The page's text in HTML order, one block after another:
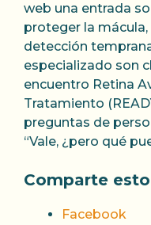
web una entrada
proteger la
detección
especializado son
encuentro Retina
Tratamiento
preguntas de
“Vale, ¿pero qué
Comparte
Facebook